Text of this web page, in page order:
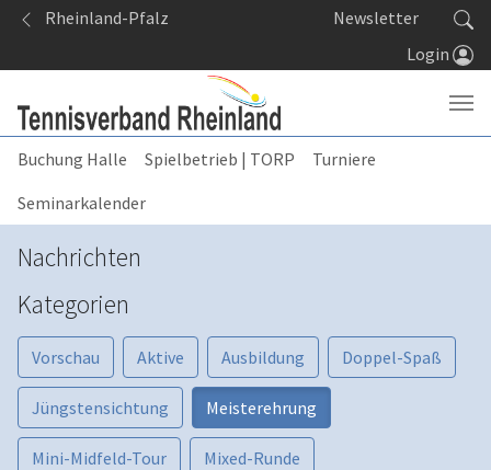
Springe zum Seiteninhalt
Rheinland-Pfalz
Newsletter
Login
Buchung Halle Spielbetrieb | TORP
Turniere
Seminarkalender
Nachrichten
Kategorien
Vorschau Aktive Ausbildung Doppel-Spaß
Jüngstensichtung Meisterehrung
Mini-Midfeld-Tour Mixed-Runde